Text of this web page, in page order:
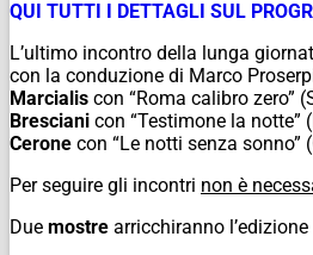
QUI TUTTI I DETTAGLI SUL
L’ultimo incontro della lunga
con la conduzione di Marco
Marcialis con “Roma calibro zero”
Bresciani con “Testimone la notte”
Cerone con “Le notti senza sonno”
Per seguire gli incontri non è
Due mostre arricchiranno